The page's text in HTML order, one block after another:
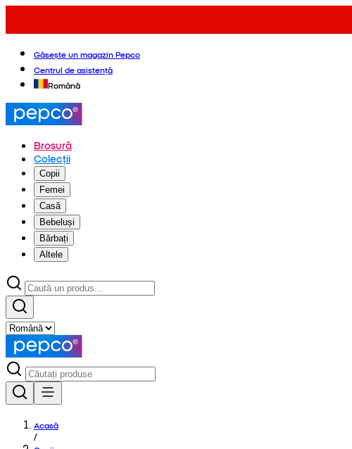
Găsește un magazin Pepco
Centrul de asistență
Română
Broșură
Colecții
Copii
Femei
Casă
Bebeluși
Bărbați
Altele
Acasă
/